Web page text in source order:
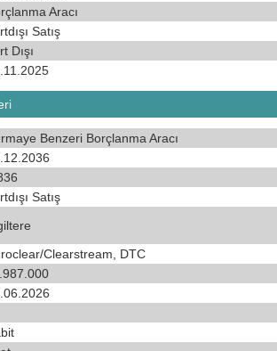
Aracı
Satış
Dışı
Benzeri Borçlanma Aracı
Satış
Clearstream, DTC